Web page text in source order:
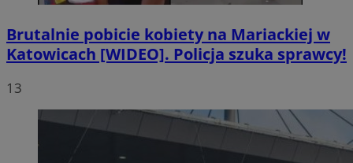
Brutalnie pobicie kobiety na Mariackiej w
Katowicach [WIDEO]. Policja szuka sprawcy!
13